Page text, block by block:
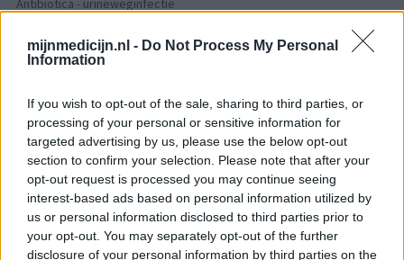
mijnmedicijn.nl - Do Not Process My Personal
Information
If you wish to opt-out of the sale, sharing to third parties, or
processing of your personal or sensitive information for
targeted advertising by us, please use the below opt-out
section to confirm your selection. Please note that after your
opt-out request is processed you may continue seeing
interest-based ads based on personal information utilized by
us or personal information disclosed to third parties prior to
your opt-out. You may separately opt-out of the further
disclosure of your personal information by third parties on the
Antibiotica - urineweginfectie
Depressie - antidepressiva overig
Depressie - antidepressiva TCA
Efexor (665)
Depressie - antidepressiva overig
Ethinylestradiol / Levonorgestrel (656)
Anticonceptie - eenfase
Seroquel (647)
Psychose / schizofrenie - antipsychotica